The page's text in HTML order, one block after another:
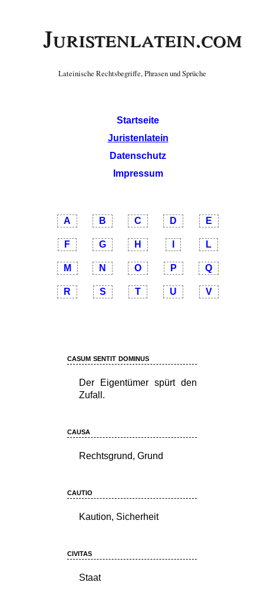
Juristenlatein.com
Lateinische Rechtsbegriffe, Phrasen und Sprüche
Startseite
Juristenlatein
Datenschutz
Impressum
A B C D E
F G H L
M N O P Q
R S T U V
casum sentit dominus
Der Eigentümer spürt den
Zufall.
causa
Rechtsgrund, Grund
cautio
Kaution, Sicherheit
civitas
Staat